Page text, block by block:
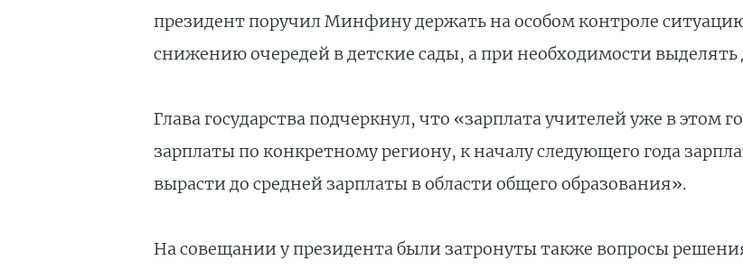
президент поручил Минфину держать на особом контроле
снижению очередей в детские сады, а при необходимости выделять
Глава государства подчеркнул, что «зарплата учителей уже в этом
зарплаты по конкретному региону, к началу следующего года
вырасти до средней зарплаты в области общего образования».
На совещании у президента были затронуты также вопросы